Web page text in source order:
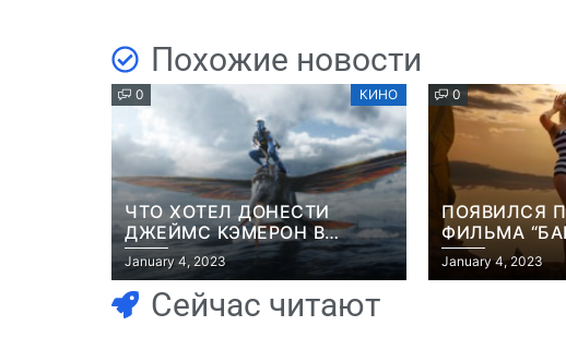
Похожие новости
0 КИНО
ЧТО ХОТЕЛ ДОНЕСТИ
ДЖЕЙМС КЭМЕРОН В
ФИЛЬМЕ “АВАТАР: ПУТЬ
ВОДЫ”
January 4, 2023
0
ПОЯВИЛСЯ
ФИЛЬМА
РОББИ
January 4, 2023
Сейчас читают